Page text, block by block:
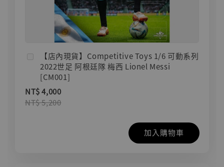
【店內現貨】Competitive Toys 1/6 可動系列
2022世足 阿根廷隊 梅西 Lionel Messi
[CM001]
NT$ 4,000
NT$ 5,200
加入購物車